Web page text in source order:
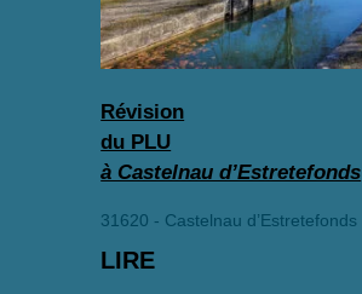
Révision
du PLU
à Castelnau d’Estretefonds
31620 - Castelnau d’Estretefonds
LIRE